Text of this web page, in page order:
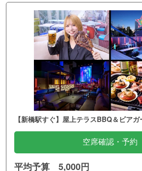
【新橋駅すぐ】屋上テラスBBQ＆ビアガ
空席確認・予約
平均予算 5,000円